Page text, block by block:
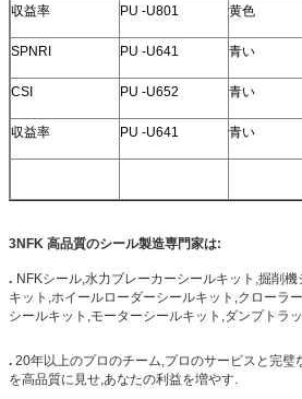
収益率 PU -U801 黄色
SPNRI PU -U641 青い
CSI
PU -U652 青い
収益率 PU -U641 青い
3NFK 高品質のシール製造専門家は:
. NFKシール,水力ブレーカーシールキット,掘削
キット,ホイールローダーシールキット,クローラ
シールキット,モーターシールキット,ダンプトラ
. 20年以上のプロのチーム,プロのサービスと完璧
を高品質に見せ,あなたの利益を増やす.